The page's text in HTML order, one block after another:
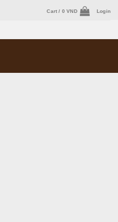
Cart / 0VND Login